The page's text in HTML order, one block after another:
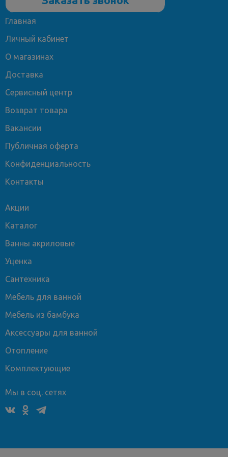
Главная
Личный кабинет
О магазинах
Доставка
Сервисный центр
Возврат товара
Вакансии
Публичная оферта
Конфиденциальность
Контакты
Акции
Каталог
Ванны акриловые
Уценка
Сантехника
Мебель для ванной
Мебель из бамбука
Аксессуары для ванной
Отопление
Комплектующие
Мы в соц. сетях